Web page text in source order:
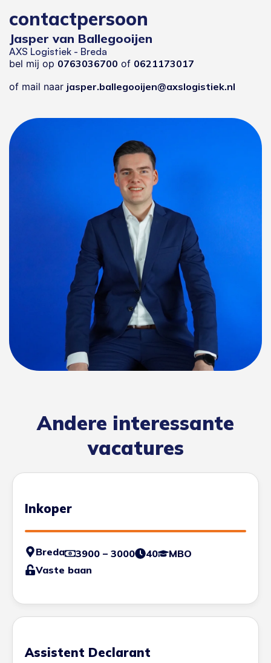
contactpersoon
Jasper van Ballegooijen
AXS Logistiek - Breda
bel mij op 0763036700 of 0621173017
of mail naar jasper.ballegooijen@axslogistiek.nl
Andere interessante
vacatures
Inkoper
Breda 3900 – 3000 40
MBO
Vaste baan
Assistent Declarant